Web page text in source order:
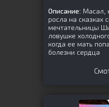
Описание: Масал,
росла на сказках
мечтательницы
ловушке
когда ее мать
болезни сердца